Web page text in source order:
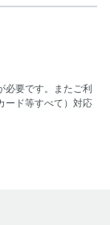
必要です。またご利
ード等すべて）対応